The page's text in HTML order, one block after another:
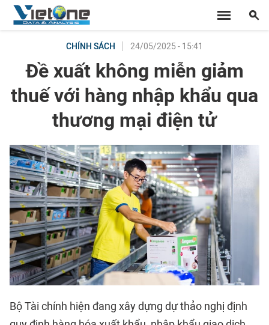
CHÍNH SÁCH 24/05/2025 - 15:41
Đề xuất không miễn giảm
thuế với hàng nhập khẩu qua
thương mại điện tử
Bộ Tài chính hiện đang xây dựng dự thảo nghị định